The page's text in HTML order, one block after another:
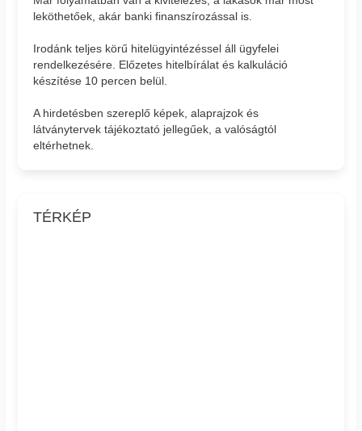
leköthetőek, akár banki finanszírozással is.
Irodánk teljes körű hitelügyintézéssel áll ügyfelei
rendelkezésére. Előzetes hitelbírálat és kalkuláció
készítése 10 percen belül.
A hirdetésben szereplő képek, alaprajzok és
látványtervek tájékoztató jellegűek, a valóságtól
eltérhetnek.
TÉRKÉP